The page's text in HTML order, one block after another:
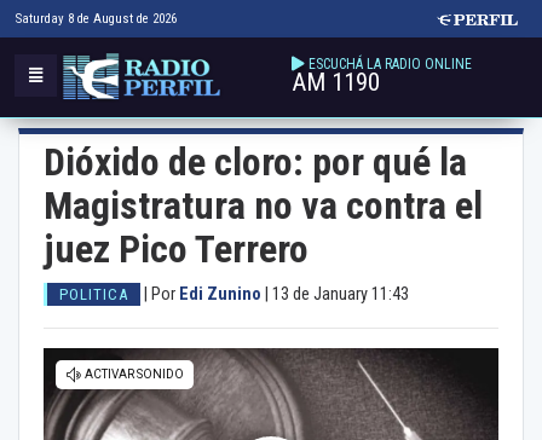
Saturday 8 de August de 2026
ESCUCHÁ LA RADIO ONLINE
AM 1190
Dióxido de cloro: por qué la
Magistratura no va contra el
juez Pico Terrero
POLITICA Por Edi Zunino 13 de January 11:43